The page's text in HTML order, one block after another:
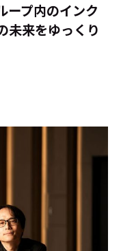
ープ内のインク
未来をゆっくり